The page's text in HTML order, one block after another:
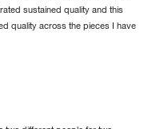
sustained quality and this
quality across the pieces I have